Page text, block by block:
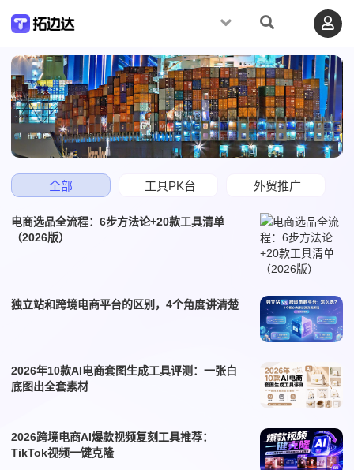
全部 工具PK台 外贸推广
电商选品全流程：6步方法论+20款工具清单
（2026版）
独立站和跨境电商平台的区别，4个角度讲清楚
2026年10款AI电商套图生成工具评测：一张白
底图出全套素材
2026跨境电商AI爆款视频复刻工具推荐：
TikTok视频一键克隆